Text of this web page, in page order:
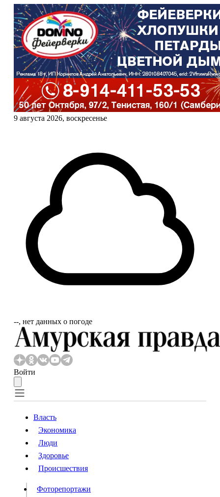
9 августа 2026, воскресенье
‐‐, нет данных о погоде
Войти
Власть
Происшествия
Видео
Власть
Экономика
Люди
Здоровье
Происшествия
Фоторепортажи